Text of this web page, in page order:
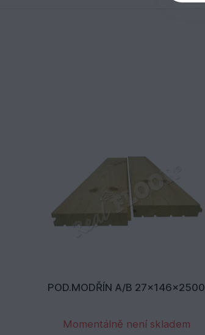
POD.MODŘÍN A/B 27x146x2500
Momentálně není skladem